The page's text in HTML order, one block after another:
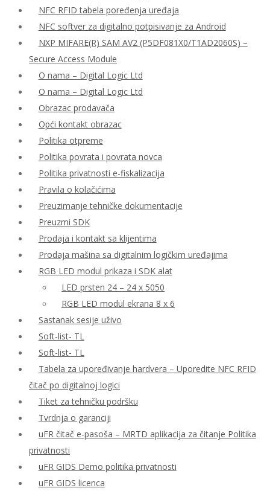
NFC RFID tabela poređenja uređaja
NFC softver za digitalno potpisivanje za Android
NXP MIFARE(R) SAM AV2 (P5DF081X0/T1AD2060S) –
Secure Access Module
O nama – Digital Logic Ltd
O nama – Digital Logic Ltd
Obrazac prodavača
Opći kontakt obrazac
Politika otpreme
Politika povrata i povrata novca
Politika privatnosti e-fiskalizacija
Pravila o kolačićima
Preuzimanje tehničke dokumentacije
Preuzmi SDK
Prodaja i kontakt sa klijentima
Prodaja mašina sa digitalnim logičkim uređajima
RGB LED modul prikaza i SDK alat
LED prsten 24 – 24 x 5050
RGB LED modul ekrana 8 x 6
Sastanak sesije uživo
Soft-list- TL
Soft-list- TL
Tabela za upoređivanje hardvera – Uporedite NFC RFID
čitač po digitalnoj logici
Tiket za tehničku podršku
Tvrdnja o garanciji
uFR čitač e-pasoša – MRTD aplikacija za čitanje Politika
privatnosti
uFR GIDS Demo politika privatnosti
uFR GIDS licenca